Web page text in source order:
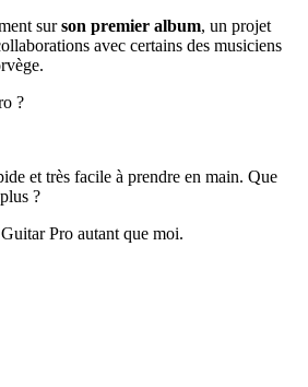
surson premier album, un projet
avec certains des musiciens
?
et très facile à prendre en main. Que
?
Pro autant que moi.